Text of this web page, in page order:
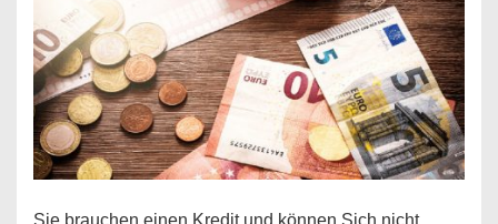
Euro
Kredit
finden
Sie brauchen einen Kredit und können Sich nicht